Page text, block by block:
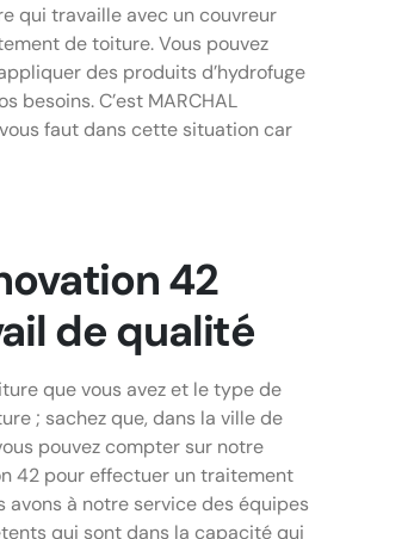
qui travaille avec un couvreur
de toiture. Vous pouvez
des produits d’hydrofuge
besoins. C’est MARCHAL
faut dans cette situation car
42
de qualité
que vous avez et le type de
; sachez que, dans la ville de
pouvez compter sur notre
42 pour effectuer un traitement
avons à notre service des équipes
qui sont dans la capacité qui